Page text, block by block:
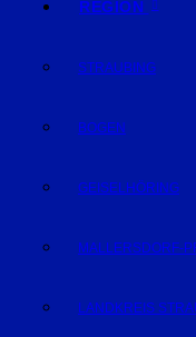
REGION
STRAUBING
BOGEN
GEISELHÖRING
MALLERSDORF-
LANDKREIS